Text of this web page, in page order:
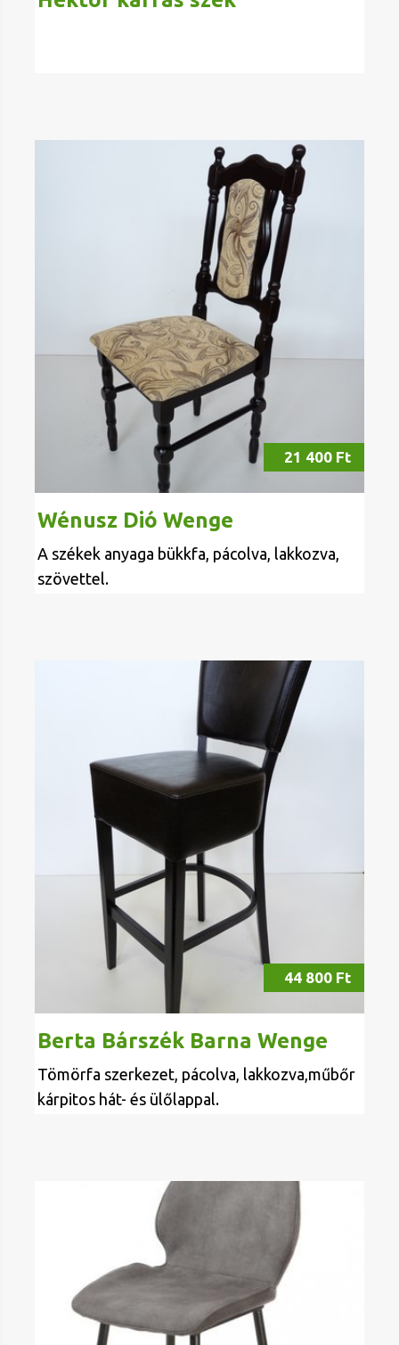
21 400 Ft
Wénusz Dió Wenge
A székek anyaga bükkfa, pácolva, lakkozva,
szövettel.
44 800 Ft
Berta Bárszék Barna Wenge
Tömörfa szerkezet, pácolva, lakkozva,műbőr
kárpitos hát- és ülőlappal.